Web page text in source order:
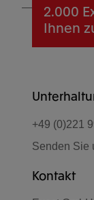
2.000
Ihnen
+49 (0)221
Senden Sie
Kontakt